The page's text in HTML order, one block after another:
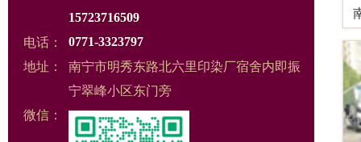
15723716509
电话： 0771-3323797
地址：
南宁市明秀东路北六里印染厂宿舍内即振
宁翠峰小区东门旁
微信：